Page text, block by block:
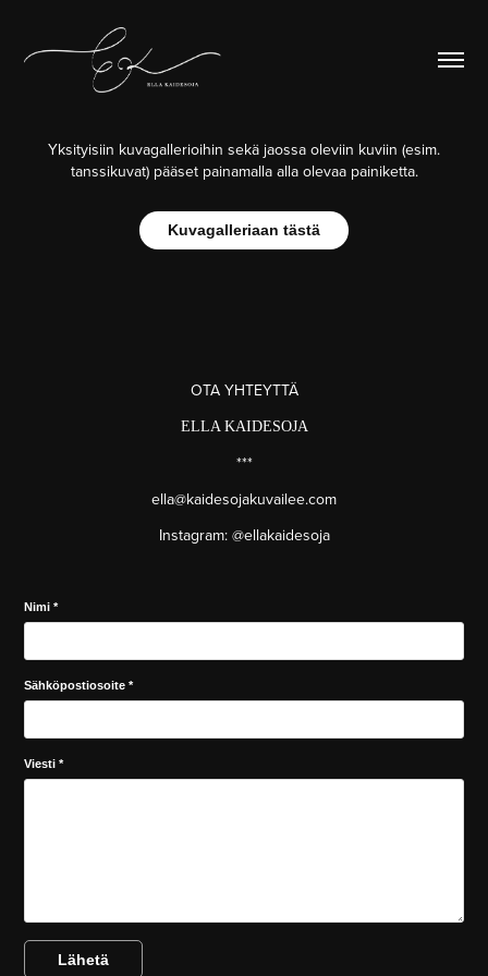
Yksityisiin kuvagallerioihin sekä jaossa oleviin kuviin (esim.
tanssikuvat) pääset painamalla alla olevaa painiketta.
Kuvagalleriaan tästä
OTA YHTEYTTÄ
ELLA KAIDESOJA
***
ella@kaidesojakuvailee.com
Instagram: @ellakaidesoja
Nimi *
Sähköpostiosoite *
Viesti *
Lähetä